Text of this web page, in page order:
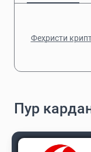
Феҳристи
Пур